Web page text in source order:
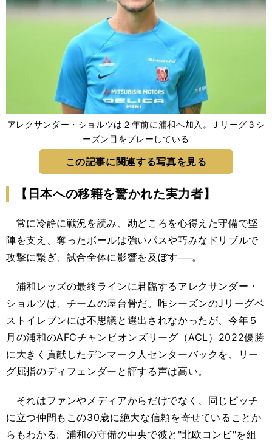
アレクサンダー・ショルツは２年前に浦和へ加入。Ｊリーグ３シ
ーズン目をプレーしている
この記事に関連する写真を見る
【日本への移籍を驚かれた実力者】
常に冷静に戦況を読み、勘どころを心得えた守備で堅
陣を支え、奪ったボールは強いパスや巧みなドリブルで
攻撃に繋ぎ、試合全体に影響を及ぼす──。
浦和レッズの最終ラインに君臨するアレクサンダー・
ショルツは、チームの屋台骨だ。昨シーズンのJリーグベ
ストイレブンには不思議と選出されなかったが、今年５
月の浦和のAFCチャンピオンズリーグ（ACL）2022優勝
に大きく貢献したデンマーク人センターバックを、リー
グ屈指のディフェンダーと評する声は高い。
それはファンやメディアからだけでなく、同じピッチ
に立つ仲間もこの30歳に絶大な信頼を寄せていることか
らもわかる。浦和の守備の中央で彼と"北欧コンビ"を組